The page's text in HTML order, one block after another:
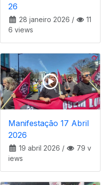
26
28 janeiro 2026 /
11
6 views
Manifestação 17 Abril
2026
19 abril 2026 /
79 v
iews